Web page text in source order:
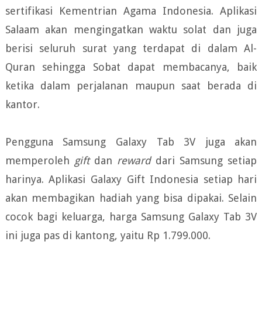
sertifikasi Kementrian Agama Indonesia. Aplikasi
Salaam akan mengingatkan waktu solat dan juga
berisi seluruh surat yang terdapat di dalam Al-
Quran sehingga Sobat dapat membacanya, baik
ketika dalam perjalanan maupun saat berada di
kantor.
Pengguna Samsung Galaxy Tab 3V juga akan
memperoleh giftdan rewarddari Samsung setiap
harinya. Aplikasi Galaxy Gift Indonesia setiap hari
akan membagikan hadiah yang bisa dipakai. Selain
cocok bagi keluarga, harga Samsung Galaxy Tab 3V
ini juga pas di kantong, yaitu Rp 1.799.000.